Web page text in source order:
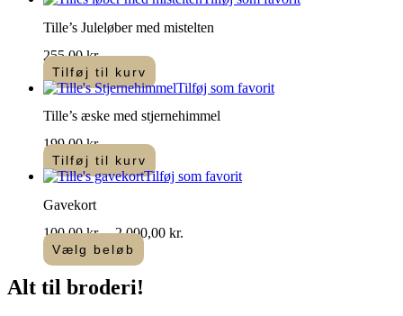
Tille’s Juleløber med mistelten
255,00kr.
Tilføj til kurv
Tilføj som favorit
Tille’s æske med stjernehimmel
199,00kr.
Tilføj til kurv
Tilføj som favorit
Gavekort
100,00kr. – 2.000,00 kr.
Vælg beløb
Dette
vare
har
Alt til broderi!​